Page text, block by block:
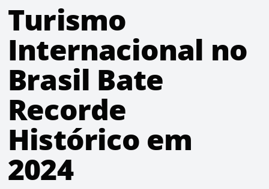
Turismo
Internacional no
Brasil Bate
Recorde
Histórico em
2024